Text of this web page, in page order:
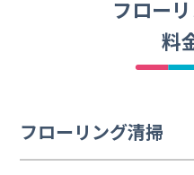
フロー
料
フローリング清掃